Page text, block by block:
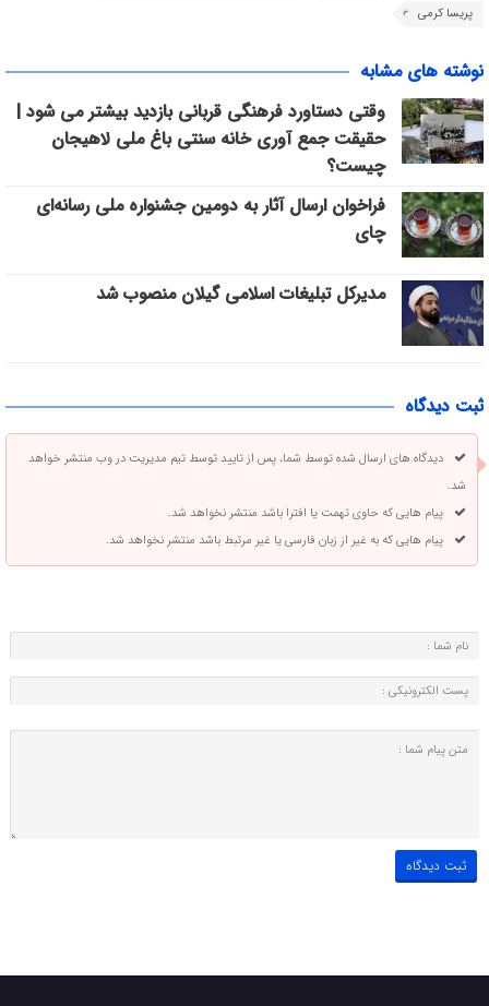
پریسا کرمی
نوشته های مشابه
وقتی دستاورد فرهنگی قربانی بازدید بیشتر می شود |
حقیقت جمع آوری خانه سنتی باغ ملی لاهیجان
چیست؟
فراخوان ارسال آثار به دومین جشنواره ملی رسانه‌ای
چای
مدیرکل تبلیغات اسلامی گیلان منصوب شد
ثبت دیدگاه
دیدگاه های ارسال شده توسط شما، پس از تایید توسط تیم مدیریت در وب منتشر خواهد
شد.
پیام هایی که حاوی تهمت یا افترا باشد منتشر نخواهد شد.
پیام هایی که به غیر از زبان فارسی یا غیر مرتبط باشد منتشر نخواهد شد.